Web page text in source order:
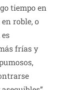
tiempo en
roble, o
frías y